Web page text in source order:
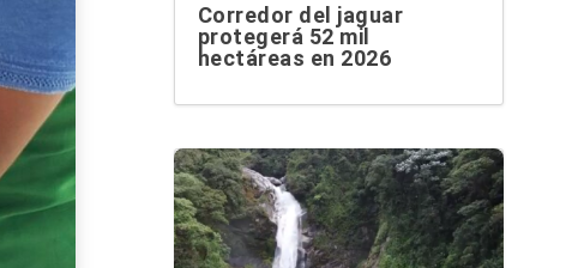
Corredor del jaguar
protegerá 52 mil
hectáreas en 2026